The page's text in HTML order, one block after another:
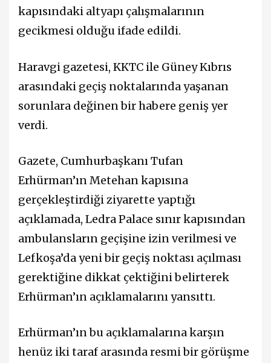
kapısındaki altyapı çalışmalarının
gecikmesi olduğu ifade edildi.
Haravgi gazetesi, KKTC ile Güney Kıbrıs
arasındaki geçiş noktalarında yaşanan
sorunlara değinen bir habere geniş yer
verdi.
Gazete, CumhurbaşkanıTufan
Erhürman’ın Metehan kapısına
gerçekleştirdiği ziyarette yaptığı
açıklamada, Ledra Palace sınır kapısından
ambulansların geçişine izin verilmesi ve
Lefkoşa’da yeni bir geçiş noktası açılması
gerektiğine dikkat çektiğini belirterek
Erhürman’ın açıklamalarını yansıttı.
Erhürman’ın bu açıklamalarına karşın
henüz iki taraf arasında resmi bir görüşme